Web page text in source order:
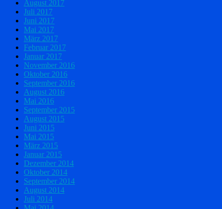
August 2017
Juli 2017
Juni 2017
Mai 2017
März 2017
Februar 2017
Januar 2017
November 2016
Oktober 2016
September 2016
August 2016
Mai 2016
September 2015
August 2015
Juni 2015
Mai 2015
März 2015
Januar 2015
Dezember 2014
Oktober 2014
September 2014
August 2014
Juli 2014